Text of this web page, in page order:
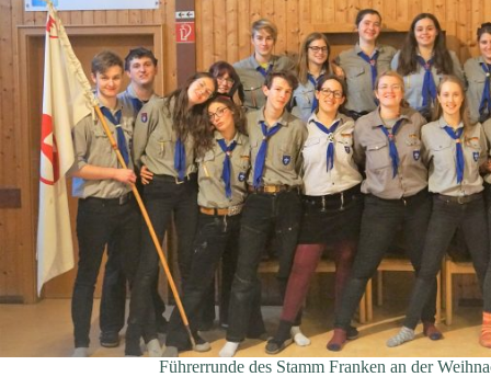
Führerrunde des Stamm Franken an der